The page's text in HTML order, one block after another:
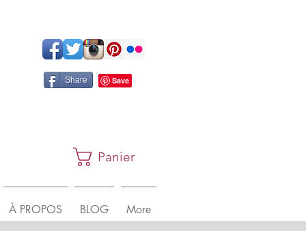
Share
Panier
À PROPOS BLOG More